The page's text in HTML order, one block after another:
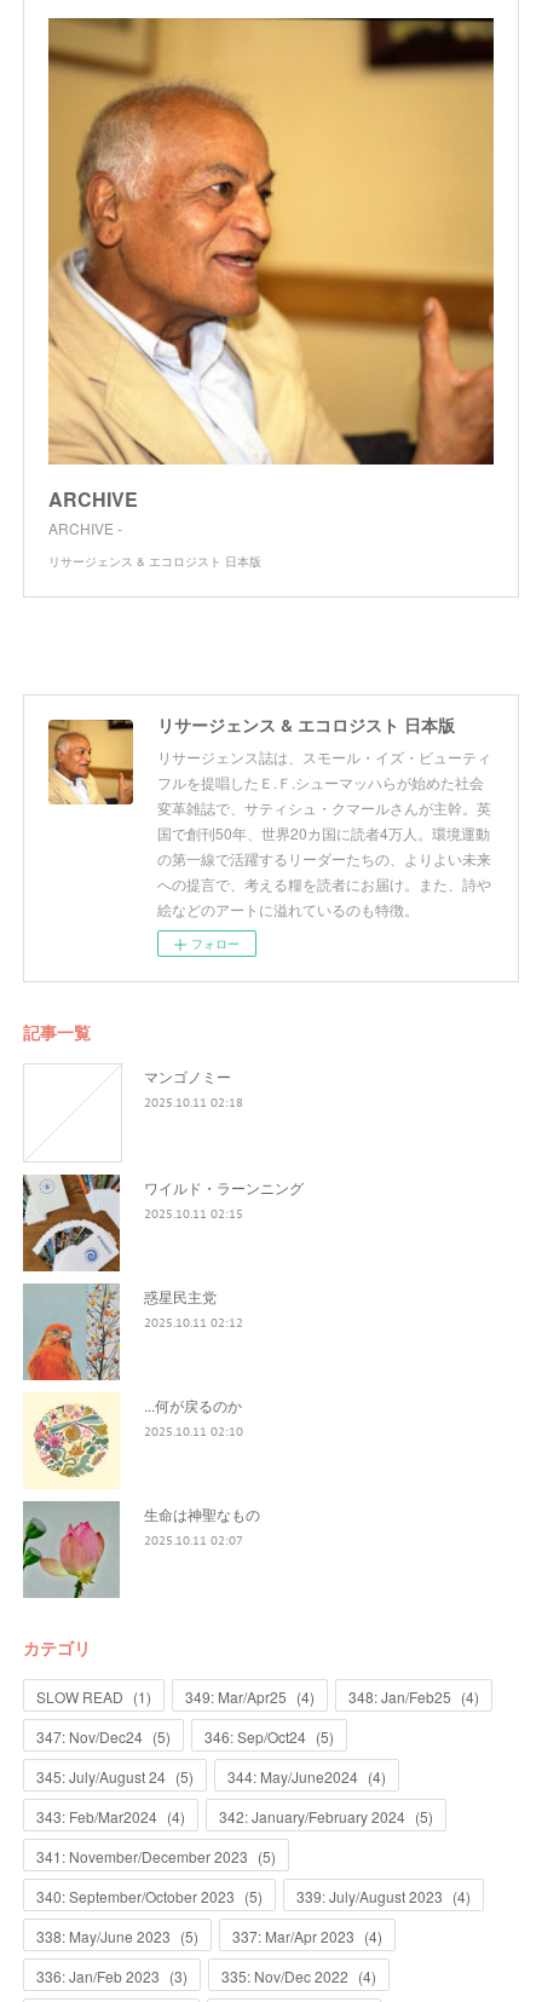
ARCHIVE
ARCHIVE -
リサージェンス & エコロジスト 日本版
リサージェンス & エコロジスト 日本版
リサージェンス誌は、スモール・イズ・ビューティ
フルを提唱したＥ.Ｆ.シューマッハらが始めた社会
変革雑誌で、サティシュ・クマールさんが主幹。英
国で創刊50年、世界20カ国に読者4万人。環境運動
の第一線で活躍するリーダーたちの、よりよい未来
への提言で、考える糧を読者にお届け。また、詩や
絵などのアートに溢れているのも特徴。
フォロー
記事一覧
マンゴノミー
2025.10.11 02:18
ワイルド・ラーンニング
2025.10.11 02:15
惑星民主党
2025.10.11 02:12
...何が戻るのか
2025.10.11 02:10
生命は神聖なもの
2025.10.11 02:07
カテゴリ
SLOW READ (1) 349: Mar/Apr25 (4) 348: Jan/Feb25 (4)
347: Nov/Dec24 (5) 346: Sep/Oct24 (5)
345: July/August 24 (5) 344: May/June2024 (4)
343: Feb/Mar2024 (4) 342: January/February 2024 (5)
341: November/December 2023 (5)
340: September/October 2023 (5) 339: July/August 2023 (4)
338: May/June 2023 (5) 337: Mar/Apr 2023 (4)
336: Jan/Feb 2023 (3) 335: Nov/Dec 2022 (4)